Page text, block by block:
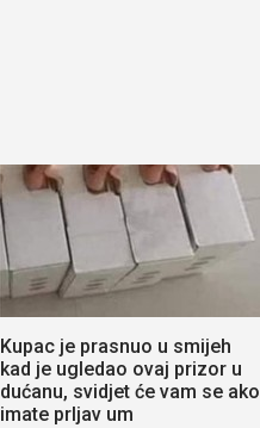
Kupac je prasnuo u smijeh
kad je ugledao ovaj prizor u
dućanu, svidjet će vam se ako
imate prljav um